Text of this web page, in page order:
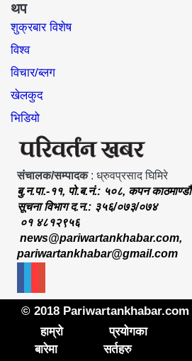
थप
शुक्रबार विशेष
विश्व
विचार/ब्लग
खेलकुद
भिडियो
संचालक/सम्पादक: ध्रुवप्रसाद घिमिरे
बु.न.पा.-११, पो.ब.नं.: ५०८, कपन काठमाण्डौ
सूचना विभाग द.न.: ३५६/०७३/०७४
०१ ४८१२९५६
news@pariwartankhabar.com,
pariwartankhabar@gmail.com
© 2018 Pariwartankhabar.com
हाम्रो
बारेमा
प्रयोगका
सर्तहरु